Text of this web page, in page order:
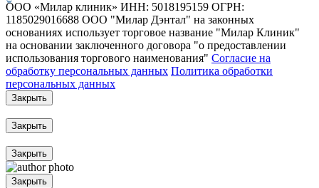
ООО «Милар клиник» ИНН: 5018195159 ОГРН:
1185029016688 ООО "Милар Дэнтал" на законных
основаниях использует торговое название "Милар Клиник"
на основании заключенного договора "о предоставлении
использования торгового наименования" Согласие на
обработку персональных данных Политика обработки
персональных данных
Закрыть
Закрыть
Закрыть
Закрыть